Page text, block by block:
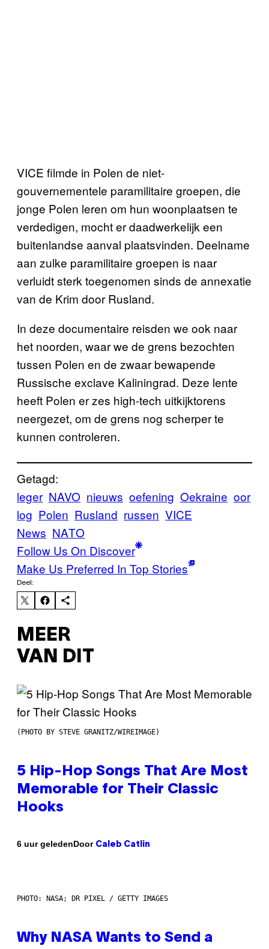
VICE filmde in Polen de niet-
gouvernementele paramilitaire groepen, die
jonge Polen leren om hun woonplaatsen te
verdedigen, mocht er daadwerkelijk een
buitenlandse aanval plaatsvinden. Deelname
aan zulke paramilitaire groepen is naar
verluidt sterk toegenomen sinds de annexatie
van de Krim door Rusland.
In deze documentaire reisden we ook naar
het noorden, waar we de grens bezochten
tussen Polen en de zwaar bewapende
Russische exclave Kaliningrad. Deze lente
heeft Polen er zes high-tech uitkijktorens
neergezet, om de grens nog scherper te
kunnen controleren.
Getagd:
leger NAVO nieuws oefening Oekraine oor
log Polen Rusland russen VICE
News ΝΑΤΟ
Follow Us On Discover
Make Us Preferred In Top Stories
Deel:
MEER
VAN DIT
(PHOTO BY STEVE GRANITZ/WIREIMAGE)
5 Hip-Hop Songs That Are Most
Memorable for Their Classic
Hooks
6 uur geledenDoor Caleb Catlin
PHOTO: NASA; DR PIXEL / GETTY IMAGES
Why NASA Wants to Send a